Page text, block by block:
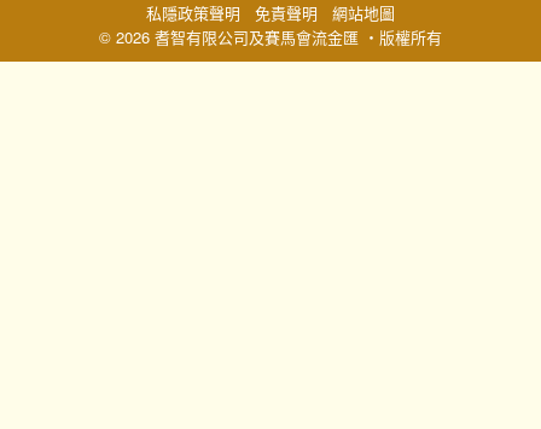
© 2026 耆智有限公司及賽馬會流金匯 ‧版權所有
私隱政策聲明 免責聲明 網站地圖